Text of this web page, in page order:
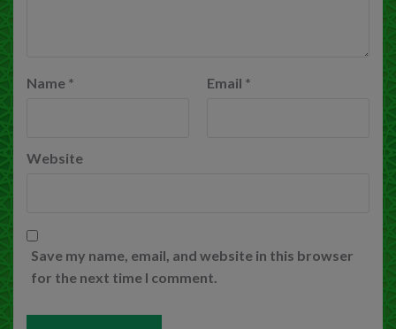
Name * Email *
Website
Save my name, email, and website in this browser
for the next time I comment.